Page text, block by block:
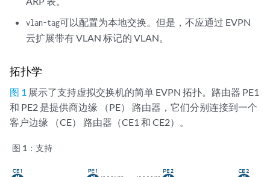
vlan-tag可以配置为本地交换。但是，不应通过 EVPN
云扩展带有 VLAN 标记的 VLAN。
拓扑学
图 1 展示了支持虚拟交换机的简单 EVPN 拓扑。路由器 PE1
和 PE2 是提供商边缘 （PE） 路由器，它们分别连接到一个
客户边缘 （CE） 路由器（CE1 和 CE2）。
图 1： 支持